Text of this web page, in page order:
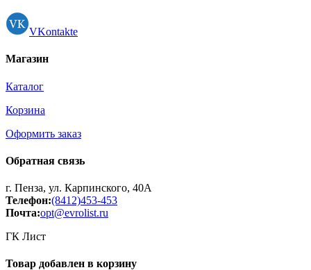
VKontakte
Магазин
Каталог
Корзина
Оформить заказ
Обратная связь
г. Пенза, ул. Карпинского, 40А
Телефон:(8412)453-453
Почта:opt@evrolist.ru
ГК Лист
Товар добавлен в корзину